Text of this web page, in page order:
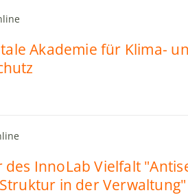
Akademie für Klima-
des InnoLab Vielfalt
in der Verwaltung"